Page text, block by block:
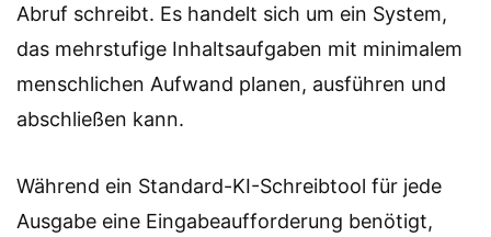
Abruf schreibt. Es handelt sich um ein System,
das mehrstufige Inhaltsaufgaben mit minimalem
menschlichen Aufwand planen, ausführen und
abschließen kann.
Während ein Standard-KI-Schreibtool für jede
Ausgabe eine Eingabeaufforderung benötigt,